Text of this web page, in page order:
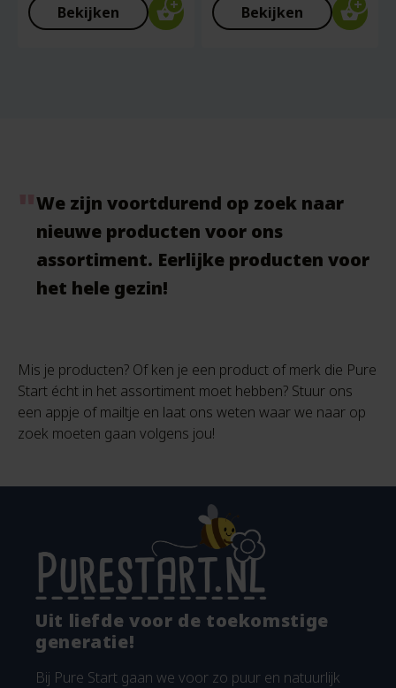
Bekijken
Bekijken
We zijn voortdurend op zoek naar
nieuwe producten voor ons
assortiment. Eerlijke producten voor
het hele gezin!
Mis je producten? Of ken je een product of merk die Pure
Start écht in het assortiment moet hebben? Stuur ons
een appje of mailtje en laat ons weten waar we naar op
zoek moeten gaan volgens jou!
Uit liefde voor de toekomstige
generatie!
Bij Pure Start gaan we voor zo puur en natuurlijk